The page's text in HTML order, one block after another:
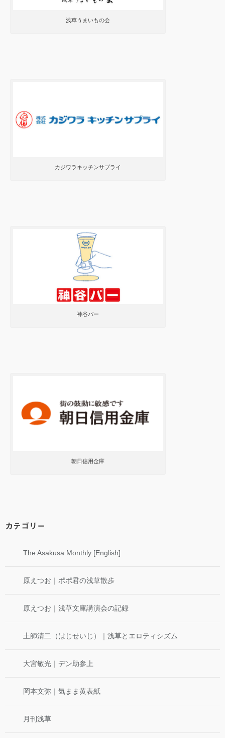
浅草うまいもの会
カジワラキッチンサプライ
神谷バー
朝日信用金庫
カテゴリー
The Asakusa Monthly [English]
原えつお｜ポポ君の浅草散歩
原えつお｜浅草文庫講演会の記録
土師清二（はじせいじ）｜浅草とエロティシズム
大宮敏光｜デン助参上
岡本文弥｜気まま黄表紙
月刊浅草